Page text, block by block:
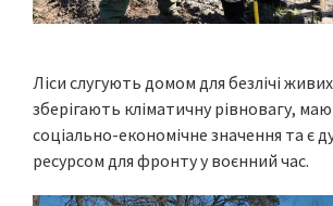
Ліси слугують домом для безлічі
зберігають кліматичну рівновагу,
соціально-економічне значення та є
ресурсом для фронту у воєнний час.